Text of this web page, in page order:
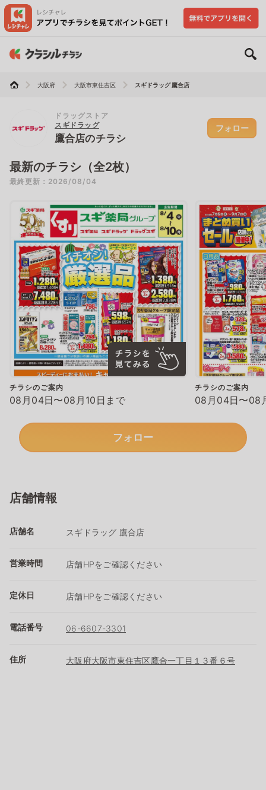
大阪府 大阪市東住吉区 スギドラッグ 鷹合店
ドラッグストア
スギドラッグ
鷹合店のチラシ
フォロー
最新のチラシ（全2枚）
最終更新：2026/08/04
チラシのご案内
08月04日〜08月10日まで
チラシのご案内
08月04日〜08
フォロー
店舗情報
店舗名 スギドラッグ 鷹合店
営業時間 店舗HPをご確認ください
定休日 店舗HPをご確認ください
電話番号 06-6607-3301
住所 大阪府大阪市東住吉区鷹合一丁目１３番６号